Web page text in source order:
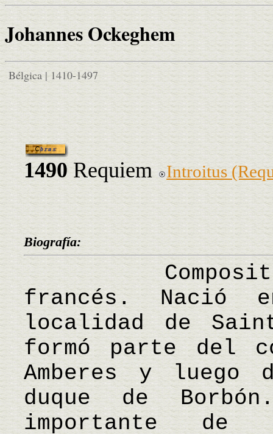
Johannes Ockeghem
Bélgica | 1410-1497
1490 Requiem Introitus
Biografía:
Compositor
francés. Nació
localidad de
formó parte del
Amberes y
duque de
importante de